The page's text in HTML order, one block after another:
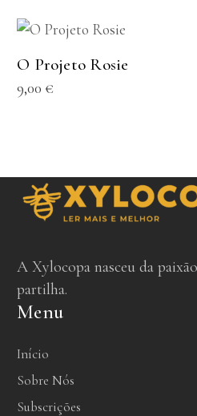
ADICIONAR
O Projeto Rosie
9,00 €
A Xylocopa nasceu da
partilha.
Menu
Início
Sobre Nós
Subscrições